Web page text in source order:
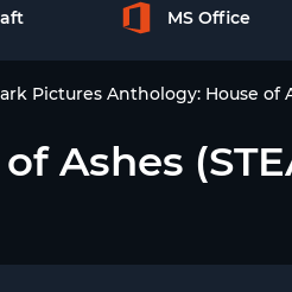
MS Office
Pictures Anthology: House
Ashes